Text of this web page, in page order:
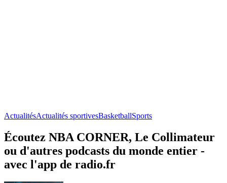
ActualitésActualités sportivesBasketballSports
Écoutez NBA CORNER, Le Collimateur
ou d'autres podcasts du monde entier -
avec l'app de radio.fr